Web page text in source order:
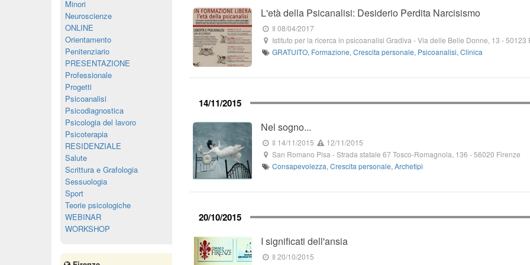
L'età della Psicanalisi: Desiderio Perdita Narcisismo
Il 08/04/2017
Istituto per la ricerca in psicoanalisi Gradiva -Via delle Belle Donne, 13 -50123
GRATUITO, Formazione, Crescita personale, Psicoanalisi, Clinica
14/11/2015
Nel sogno...
Il 14/11/2015
12/11/2015
San Romano Pisa -Strada statale 67 Tosco-Romagnola, 136 -56020 Firenze
Consapevolezza, Crescita personale, Archetipi
20/10/2015
I significati dell'ansia
Il 20/10/2015
Minori
Neuroscienze
ONLINE
Orientamento
Penitenziario
PRESENTAZIONE
Professionale
Progetti
Psicoanalisi
Psicodiagnostica
Psicologia del lavoro
Psicoterapia
RESIDENZIALE
Salute
Scrittura e Grafologia
Sessuologia
Sport
Teorie psicologiche
WEBINAR
WORKSHOP